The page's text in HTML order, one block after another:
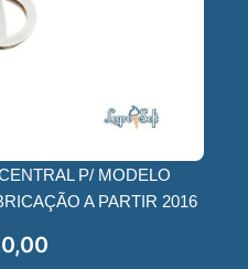
P/ MODELO
A PARTIR 2016